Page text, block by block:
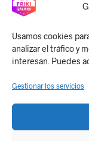
Usamos cookies
analizar el tráfico y
interesan. Puedes
Gestionar los servicios
CONTINUE